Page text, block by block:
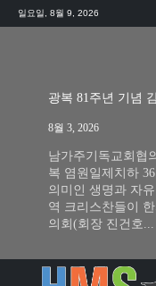
일요일, 8월 9, 2026
광복 81주년 기념
8월 3, 2026
남가주기독교회협
복 염원일제치하
의미인 생명과 자
역 크리스찬들이
의회(회장 진건호...